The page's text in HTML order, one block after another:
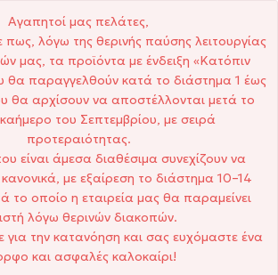
Αγαπητοί μας πελάτες,
λόγω της θερινής παύσης λειτουργίας
μας, τα προϊόντα με ένδειξη «Κατόπιν
θα παραγγελθούν κατά το διάστημα 1 έως
θα αρχίσουν να αποστέλλονται μετά το
του Σεπτεμβρίου, με σειρά
προτεραιότητας.
είναι άμεσα διαθέσιμα συνεχίζουν να
με εξαίρεση το διάστημα 10–14
το οποίο η εταιρεία μας θα παραμείνει
λόγω θερινών διακοπών.
για την κατανόηση και σας ευχόμαστε ένα
και ασφαλές καλοκαίρι!